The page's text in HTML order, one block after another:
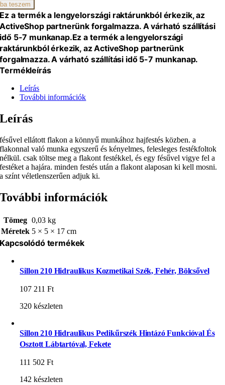
teszem
Ez a termék a lengyelországi raktárunkból érkezik, az
ActiveShop partnerünk forgalmazza. A várható szállítási
idő 5-7 munkanap.Ez a termék a lengyelországi
raktárunkból érkezik, az ActiveShop partnerünk
forgalmazza. A várható szállítási idő 5-7 munkanap.
Termékleírás
Leírás
További információk
Leírás
fésűvel ellátott flakon a könnyű munkához hajfestés közben. a
flakonnal való munka egyszerű és kényelmes, felesleges festékfoltok
nélkül. csak töltse meg a flakont festékkel, és egy fésűvel vigye fel a
festéket a hajára. minden festés után a flakont alaposan ki kell mosni.
a színt véletlenszerűen adjuk ki.
További információk
Tömeg 0,03 kg
Méretek 5 × 5 × 17 cm
Kapcsolódó termékek
Sillon 210 Hidraulikus Kozmetikai Szék, Fehér, Bölcsővel
107 211Ft
320 készleten
Sillon 210 Hidraulikus Pedikűrszék Hintázó Funkcióval És
Osztott Lábtartóval, Fekete
111 502Ft
142 készleten